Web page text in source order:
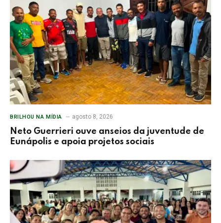
BRILHOU NA MÍDIA agosto 8, 2026
Neto Guerrieri ouve anseios da juventude de
Eunápolis e apoia projetos sociais